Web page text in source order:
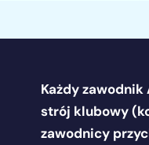
Każdy
strój klubowy
zawodnicy